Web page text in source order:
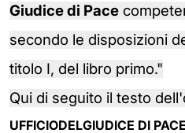
Giudice di Pace
secondo le disposizioni
titolo I, del libro primo."
Qui di seguito il testo
UFFICIODELGIUDICE DI